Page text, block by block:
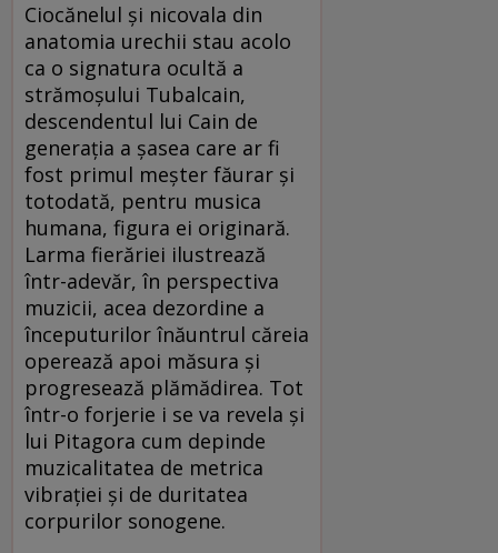
Ciocănelul şi nicovala din
anatomia urechii stau acolo
ca o signatura ocultă a
strămoşului Tubalcain,
descendentul lui Cain de
generaţia a şasea care ar fi
fost primul meşter făurar şi
totodată, pentru musica
humana, figura ei originară.
Larma fierăriei ilustrează
într-adevăr, în perspectiva
muzicii, acea dezordine a
începuturilor înăuntrul căreia
operează apoi măsura şi
progresează plămădirea. Tot
într-o forjerie i se va revela şi
lui Pitagora cum depinde
muzicalitatea de metrica
vibraţiei şi de duritatea
corpurilor sonogene.